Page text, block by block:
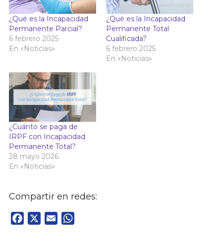
¿Qué es la Incapacidad
Permanente Parcial?
6 febrero 2025
En «Noticias»
¿Qué es la Incapacidad
Permanente Total
Cualificada?
6 febrero 2025
En «Noticias»
¿Cuánto se paga de
IRPF con Incapacidad
Permanente Total?
28 mayo 2026
En «Noticias»
Compartir en redes:
Facebook Email